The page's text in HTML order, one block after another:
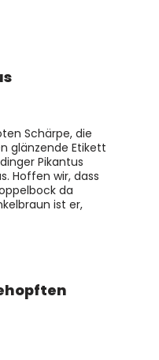
Schärpe, die
glänzende Etikett
Pikantus
Hoffen wir, dass
da
ist er,